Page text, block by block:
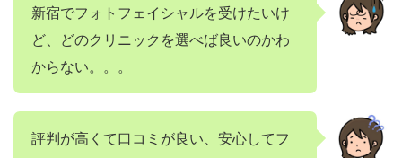
新宿でフォトフェイシャルを受けたいけ
ど、どのクリニックを選べば良いのかわ
からない。。。
評判が高くて口コミが良い、安心してフ